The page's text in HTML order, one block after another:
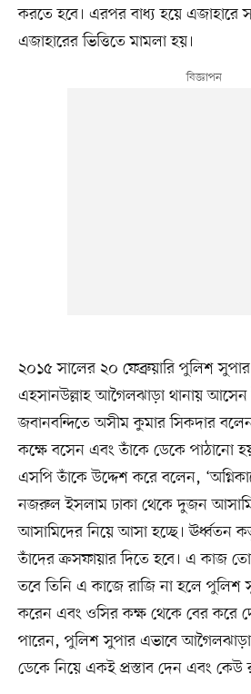
করতে হবে। এরপর বাধ্য হয়ে এজাহারে
এজাহারের ভিত্তিতে মামলা হয়।
২০১৫ সালের ২০ ফেব্রুয়ারি পুলিশ
এহসানউল্লাহ আগৈলঝাড়া থানায় আসেন
জবানবন্দিতে অসীম কুমার সিকদার
কক্ষে বসেন এবং তাঁকে ডেকে পাঠানো
এসপি তাঁকে উদ্দেশ করে বলেন,
নজরুল ইসলাম ঢাকা থেকে দুজন
আসামিদের নিয়ে আসা হচ্ছে। ঊর্ধ্বতন
তাঁদের ক্রসফায়ার দিতে হবে। এ কাজ
তবে তিনি এ কাজে রাজি না হলে পুলিশ
করেন এবং ওসির কক্ষ থেকে বের করে
পারেন, পুলিশ সুপার এভাবে
ডেকে নিয়ে একই প্রস্তাব দেন এবং কেউ